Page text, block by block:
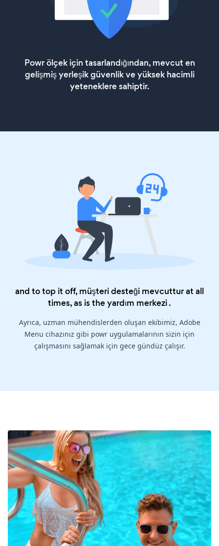
Powr ölçek için tasarlandığından, mevcut en
gelişmiş yerleşik güvenlik ve yüksek hacimli
yeteneklere sahiptir.
and to top it off, müşteri desteği mevcuttur at all
times, as is theyardım merkezi.
Ayrıca, uzman mühendislerden oluşan ekibimiz, Adobe
Menu cihazınız gibi powr uygulamalarının sizin için
çalışmasını sağlamak için gece gündüz çalışır.